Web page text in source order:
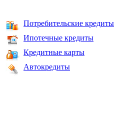
Потребительские кредиты
Ипотечные кредиты
Кредитные карты
Автокредиты